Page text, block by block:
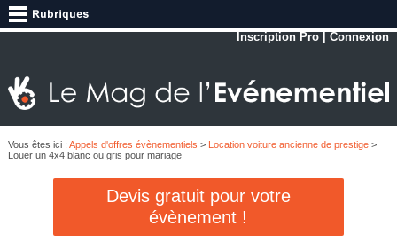
Inscription Pro |Connexion
Vous êtes ici : Appels d'offres évènementiels > Location voiture ancienne de prestige>
Louer un 4x4 blanc ou gris pour mariage
Devis gratuit pour votre
évènement !